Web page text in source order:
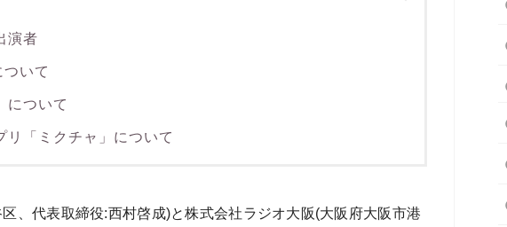
演者
ついて
について
リ「ミクチャ」について
、代表取締役:西村啓成)と株式会社ラジオ大阪(大阪府大阪市港